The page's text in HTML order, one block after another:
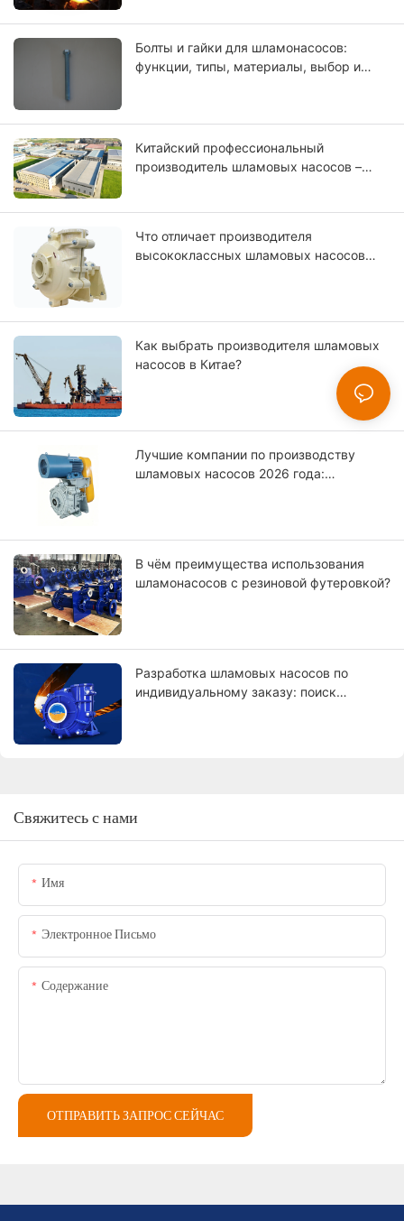
Болты и гайки для шламонасосов:
функции, типы, материалы, выбор и
Китайский профессиональный
производитель шламовых насосов –
насосных решений
Что отличает производителя
высококлассных шламовых насосов
Как выбрать производителя шламовых
насосов в Китае?
Лучшие компании по производству
шламовых насосов 2026 года:
В чём преимущества использования
шламонасосов с резиновой футеровкой?
Разработка шламовых насосов по
индивидуальному заказу: поиск
Свяжитесь с нами
Имя
Электронное Письмо
Содержание
ОТПРАВИТЬ ЗАПРОС СЕЙЧАС